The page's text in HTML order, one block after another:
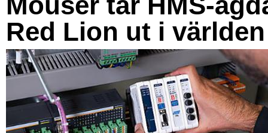
Red Lion ut i världen